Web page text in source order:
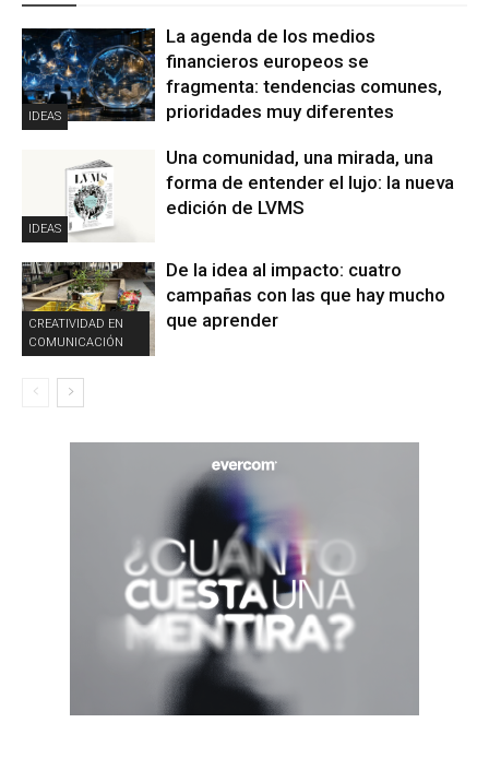
IDEAS
La agenda de los medios
financieros europeos se
fragmenta: tendencias comunes,
prioridades muy diferentes
IDEAS
Una comunidad, una mirada, una
forma de entender el lujo: la nueva
edición de LVMS
CREATIVIDAD EN
COMUNICACIÓN
De la idea al impacto: cuatro
campañas con las que hay mucho
que aprender